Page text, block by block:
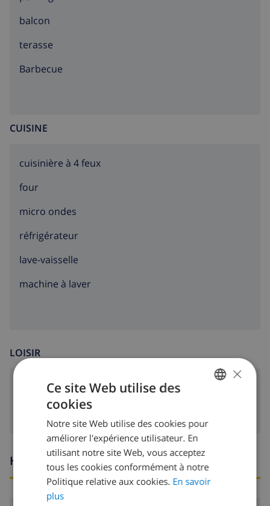
balcon
terasse
barbecue
CUISINE
cuisinière à 4 feux
four
micro ondes
réfrigérateur
lave-vaisselle
machine à laver
LOISIR
Télévision satellite
Heures d'arrivée et de départ
DUTCH
SPANISH
GERMAN
×
Ce site Web utilise des
cookies
Notre site Web utilise des cookies pour
améliorer l'expérience utilisateur. En
utilisant notre site Web, vous acceptez
tous les cookies conformément à notre
Politique relative aux cookies. En savoir
plus